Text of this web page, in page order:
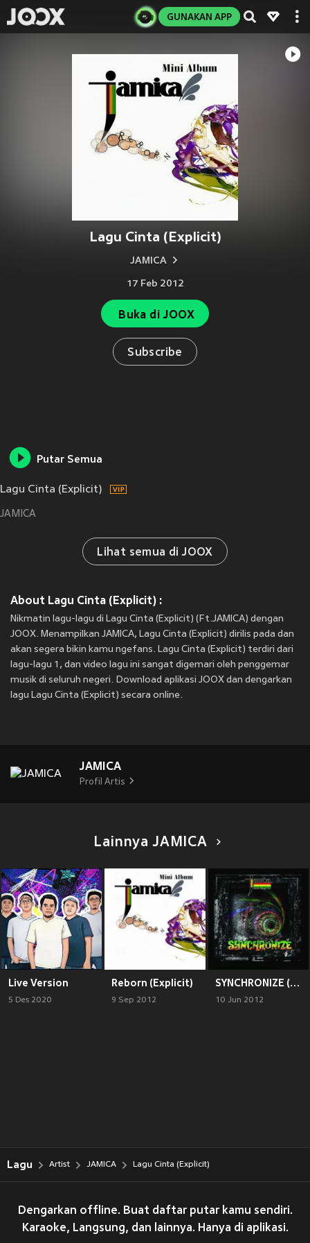
GUNAKAN APP
Lagu Cinta (Explicit)
JAMICA
17 Feb 2012
Buka di JOOX
Subscribe
Putar Semua
Lagu Cinta (Explicit)
JAMICA
Lihat semua di JOOX
About Lagu Cinta (Explicit) :
Nikmatin lagu-lagu di Lagu Cinta (Explicit) (Ft.JAMICA) dengan
JOOX. Menampilkan JAMICA, Lagu Cinta (Explicit) dirilis pada dan
akan segera bikin kamu ngefans. Lagu Cinta (Explicit) terdiri dari
lagu-lagu 1, dan video lagu ini sangat digemari oleh penggemar
musik di seluruh negeri. Download aplikasi JOOX dan dengarkan
lagu Lagu Cinta (Explicit) secara online.
JAMICA
Profil Artis
Lainnya JAMICA
Live Version
5 Des 2020
Reborn (Explicit)
9 Sep 2012
SYNCHRONIZE (Explicit)
10 Jun 2012
Lagu Artist JAMICA Lagu Cinta (Explicit)
Dengarkan offline. Buat daftar putar kamu sendiri.
Karaoke, Langsung, dan lainnya. Hanya di aplikasi.